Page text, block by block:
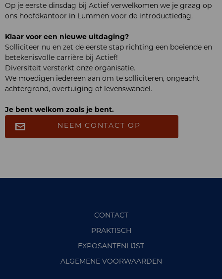
Op je eerste dinsdag bij Actief verwelkomen we je graag op
ons hoofdkantoor in Lummen voor de introductiedag.
Klaar voor een nieuwe uitdaging?
Solliciteer nu en zet de eerste stap richting een boeiende en
betekenisvolle carrière bij Actief!
Diversiteit versterkt onze organisatie.
We moedigen iedereen aan om te solliciteren, ongeacht
achtergrond, overtuiging of levenswandel.
Je bent welkom zoals je bent.
NEEM CONTACT OP
CONTACT
PRAKTISCH
EXPOSANTENLIJST
ALGEMENE VOORWAARDEN